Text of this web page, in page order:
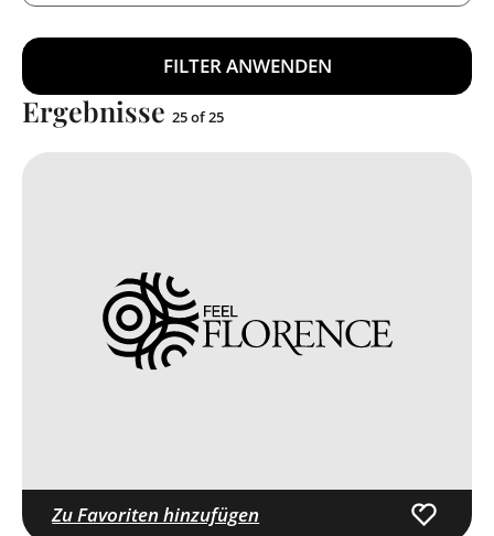
Ergebnisse 25 of 25
Zu Favoriten hinzufügen